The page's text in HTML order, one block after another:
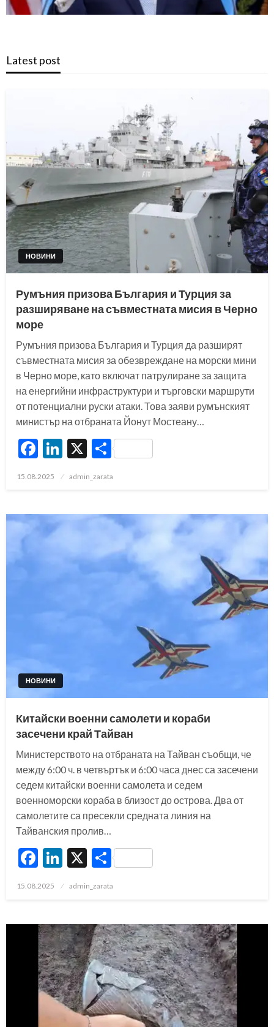
Latest post
НОВИНИ
Румъния призова България и Турция за
разширяване на съвместната мисия в Черно
море
Румъния призова България и Турция да разширят
съвместната мисия за обезвреждане на морски мини
в Черно море, като включат патрулиране за защита
на енергийни инфраструктури и търговски маршрути
от потенциални руски атаки. Това заяви румънският
министър на отбраната Йонут Мостеану…
Facebook
LinkedIn
X Share
Posted
15.08.2025 admin_zarata
НОВИНИ
Китайски военни самолети и кораби
засечени край Тайван
Министерството на отбраната на Тайван съобщи, че
между 6:00 ч. в четвъртък и 6:00 часа днес са засечени
седем китайски военни самолета и седем
военноморски кораба в близост до острова. Два от
самолетите са пресекли средната линия на
Тайванския пролив…
Facebook
LinkedIn
X Share
Posted
15.08.2025 admin_zarata